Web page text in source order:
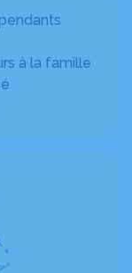
à la famille